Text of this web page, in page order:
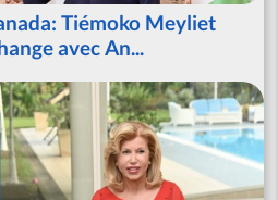
Tiémoko Meyliet
avec An...